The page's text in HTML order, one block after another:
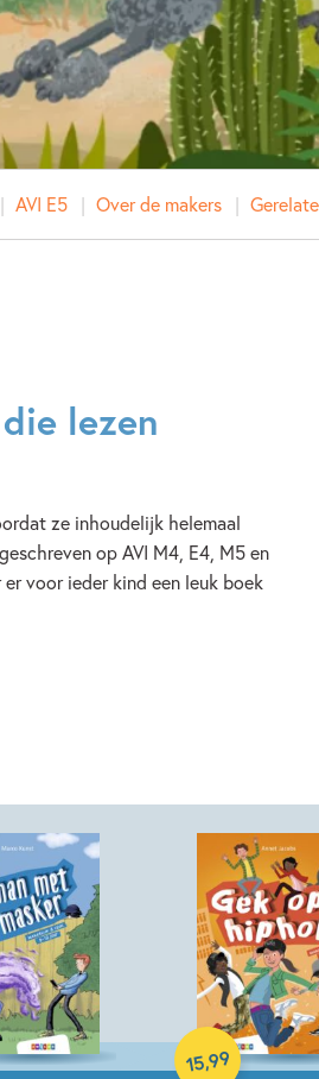
AVI E5 Over de makers
lezen
ze inhoudelijk helemaal
op AVI M4, E4, M5 en
voor ieder kind een leuk boek
15,99
Hardcover